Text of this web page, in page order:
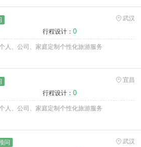
武汉
行程设计： 0
人、公司、家庭定制个性化旅游服务
宜昌
行程设计： 0
人、公司、家庭定制个性化旅游服务
问
武汉